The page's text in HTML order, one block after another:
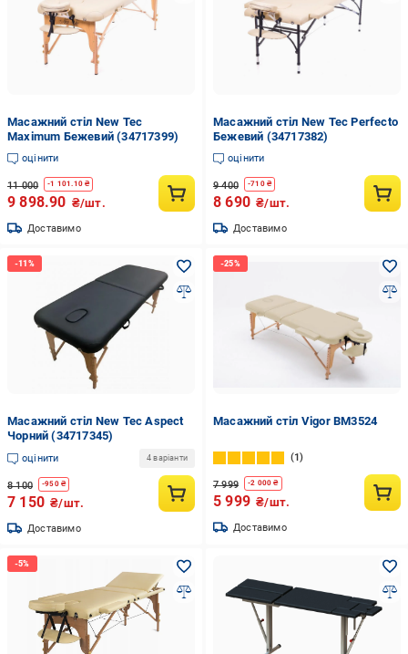
Масажний стіл New Tec
Maximum Бежевий (34717399)
оцінити
11 000 -1 101.10 ₴
9 898.90 ₴/шт.
Доставимо
Масажний стіл New Tec Perfecto
Бежевий (34717382)
оцінити
9 400 -710₴
8 690 ₴/шт.
Доставимо
Масажний стіл New Tec Aspect
Чорний (34717345)
оцінити 4 варіанти
8 100 -950₴
7 150 ₴/шт.
Доставимо
Масажний стіл Vigor BM3524
1
7 999 -2 000 ₴
5 999 ₴/шт.
Доставимо